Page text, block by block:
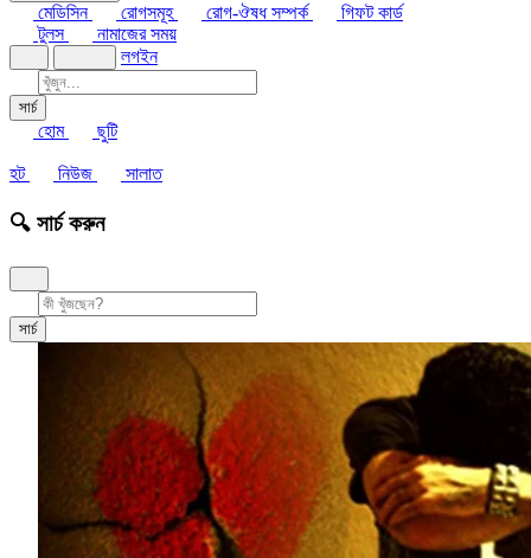
মেডিসিন রোগসমূহ রোগ-ঔষধ সম্পর্ক
গিফট কার্ড
টুলস
নামাজের সময়
লগইন
সার্চ
হোম ছুটি
হট নিউজ সালাত
🔍 সার্চ করুন
সার্চ